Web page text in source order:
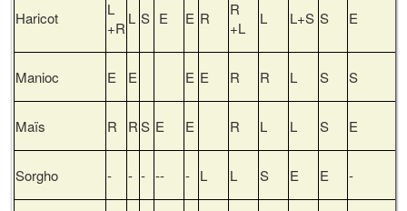
Haricot
L
+R
L S E E R
R
+L
L L+S S E
Manioc E E E E R R L S S
Maïs R R S E E R L L S E
Sorgho - - - -- - L L S E E -